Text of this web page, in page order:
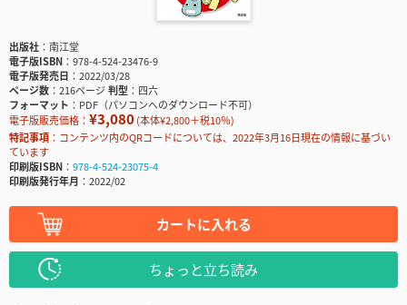
出版社
南江堂
電子版ISBN
978-4-524-23476-9
電子版発売日
2022/03/28
ページ数
216ページ判型
四六
フォーマット
PDF（パソコンへのダウンロード不可）
電子版販売価格： ¥3,080(本体¥2,800＋税10％)
特記事項
コンテンツ内のQRコードについては、2022年3月16日現在の情報に基づい
ています
印刷版ISBN
978-4-524-23075-4
印刷版発行年月
2022/02
カートに入れる
ちょっと立ち読み